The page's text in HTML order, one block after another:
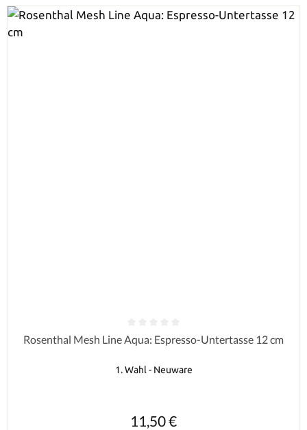
Durchschnittliche Bewertung von 0 von 5 Sternen
Rosenthal Mesh Line Aqua: Espresso-Untertasse 12 cm
1. Wahl - Neuware
11,50 €